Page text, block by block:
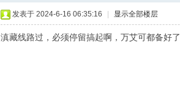
发表于 2024-6-16 06:35:16 显示全部楼层
滇藏线路过，必须停留搞起啊，万艾可都备好了